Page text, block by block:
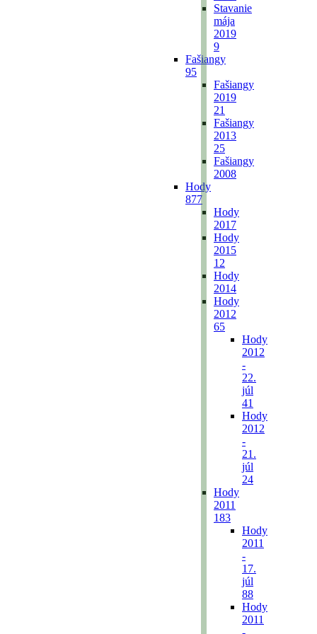
Stavanie
mája
2019
9
Fašiangy
95
Fašiangy
2019
21
Fašiangy
2013
25
Fašiangy
2008
Hody
877
Hody
2017
Hody
2015
12
Hody
2014
Hody
2012
65
Hody
2012
-
22.
júl
41
Hody
2012
-
21.
júl
24
Hody
2011
183
Hody
2011
-
17.
júl
88
Hody
2011